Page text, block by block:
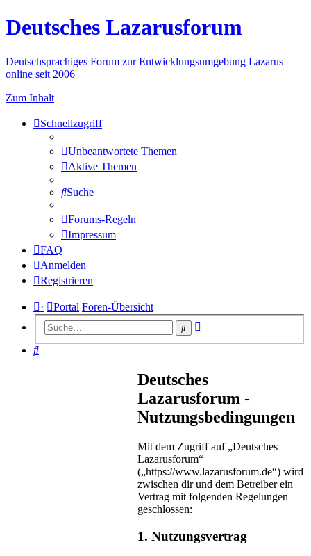
Deutsches Lazarusforum
Deutschsprachiges Forum zur Entwicklungsumgebung Lazarus
online seit 2006
Zum Inhalt
Schnellzugriff
Unbeantwortete Themen
Aktive Themen
Suche
Forums-Regeln
Impressum
FAQ
Anmelden
Registrieren
· Portal Foren-Übersicht
Suche
Suche
Deutsches
Lazarusforum -
Nutzungsbedingungen
Mit dem Zugriff auf „Deutsches
Lazarusforum“
(„https://www.lazarusforum.de“) wird
zwischen dir und dem Betreiber ein
Vertrag mit folgenden Regelungen
geschlossen:
1. Nutzungsvertrag